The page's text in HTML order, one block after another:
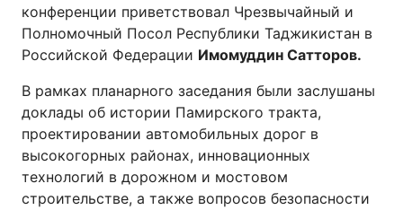
конференции приветствовал Чрезвычайный и
Полномочный Посол Республики Таджикистан в
Российской Федерации Имомуддин Сатторов.
В рамках планарного заседания были заслушаны
доклады об истории Памирского тракта,
проектировании автомобильных дорог в
высокогорных районах, инновационных
технологий в дорожном и мостовом
строительстве, а также вопросов безопасности